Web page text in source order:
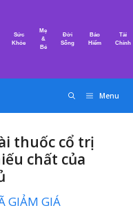
Sức
Khỏe
Mẹ
&
Bé
Đời
Sống
Bảo
Hiểm
Tài
Chính
Menu
thuốc cổ trị
chất của
GIẢM GIÁ